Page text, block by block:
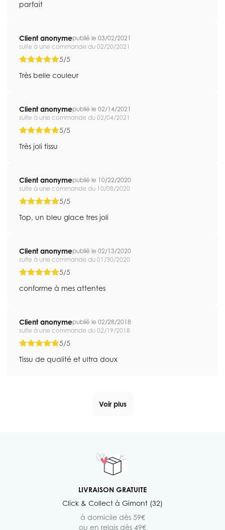
parfait
Client anonymepublié le 03/02/2021
suite à une commande du 02/20/2021
5/5
Très belle couleur
Client anonymepublié le 02/14/2021
suite à une commande du 02/04/2021
5/5
Très joli tissu
Client anonymepublié le 10/22/2020
suite à une commande du 10/08/2020
5/5
Top, un bleu glace tres joli
Client anonymepublié le 02/13/2020
suite à une commande du 01/30/2020
5/5
conforme à mes attentes
Client anonymepublié le 02/28/2018
suite à une commande du 02/19/2018
5/5
Tissu de qualité et ultra doux
Voir plus
LIVRAISON GRATUITE
Click & Collect à Gimont (32)
à domicile dès 59€
ou en relais dès 49€